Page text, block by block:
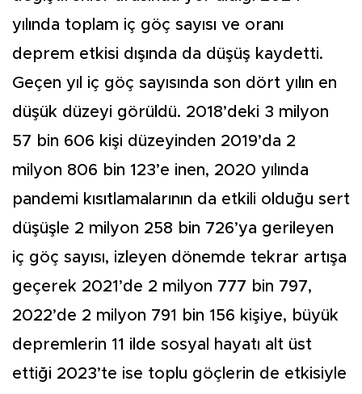
yılında toplam iç göç sayısı ve oranı
deprem etkisi dışında da dü­şüş kaydetti.
Geçen yıl iç göç sayısında son dört yılın en
dü­şük düzeyi görüldü. 2018’deki 3 milyon
57 bin 606 kişi düzeyin­den 2019’da 2
milyon 806 bin 123’e inen, 2020 yılında
pande­mi kısıtlamalarının da etkili ol­duğu sert
düşüşle 2 milyon 258 bin 726’ya gerileyen
iç göç sayı­sı, izleyen dönemde tekrar ar­tışa
geçerek 2021’de 2 milyon 777 bin 797,
2022’de 2 milyon 791 bin 156 kişiye, büyük
dep­remlerin 11 ilde sosyal hayatı alt üst
ettiği 2023’te ise toplu göçlerin de etkisiyle